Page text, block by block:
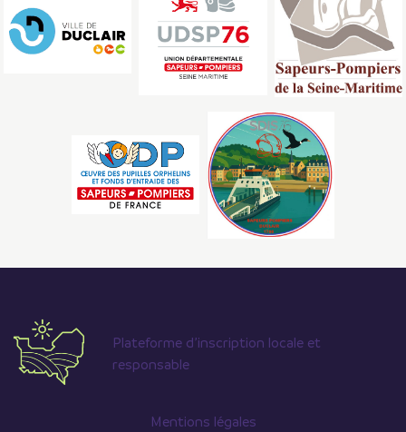
Plateforme d’inscription locale et
responsable
Mentions légales